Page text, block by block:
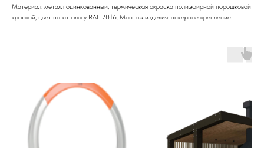
Материал: металл оцинкованный, термическая окраска полиэфирной порошковой
краской, цвет по каталогу RAL 7016. Монтаж изделия: анкерное крепление.